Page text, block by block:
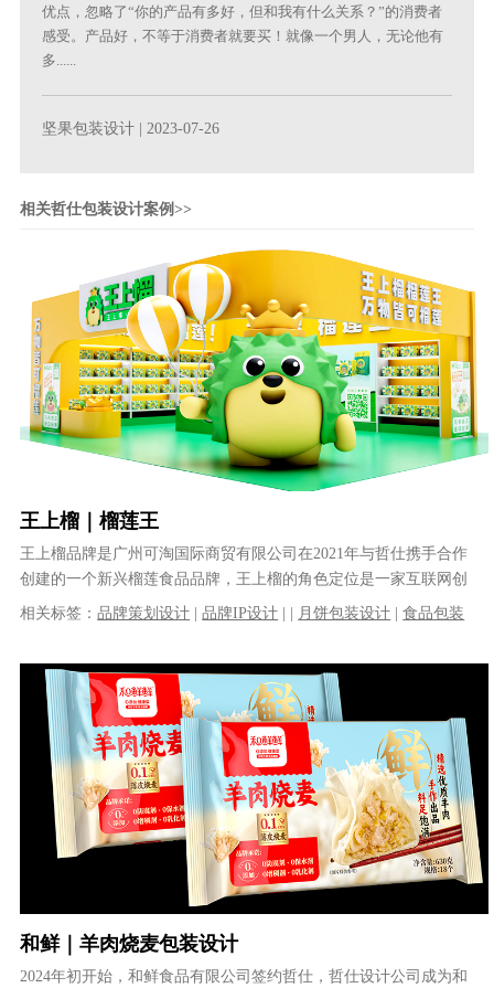
优点，忽略了“你的产品有多好，但和我有什么关系？”的消费者
感受。产品好，不等于消费者就要买！就像一个男人，无论他有
多......
坚果包装设计 | 2023-07-26
相关哲仕包装设计案例>>
王上榴｜榴莲王
王上榴品牌是广州可淘国际商贸有限公司在2021年与哲仕携手合作
创建的一个新兴榴莲食品品牌，王上榴的角色定位是一家互联网创
意食品创新公司：创意即是正义，......
相关标签：品牌策划设计 |品牌IP设计 月饼包装设计 |食品包装
和鲜｜羊肉烧麦包装设计
2024年初开始，和鲜食品有限公司签约哲仕，哲仕设计公司成为和